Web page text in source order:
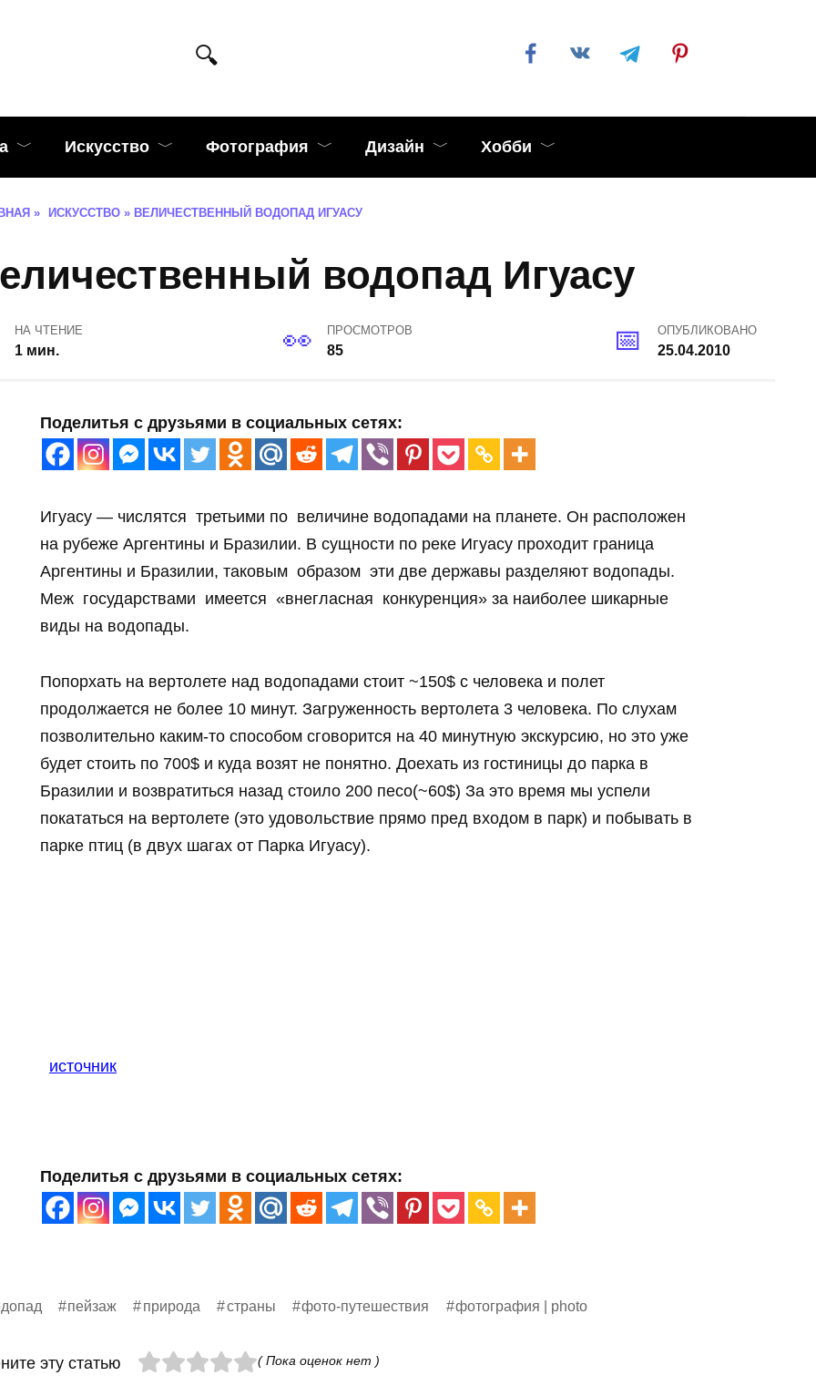
Искусство Фотография Дизайн Хобби
» ИСКУССТВО » ВЕЛИЧЕСТВЕННЫЙ ВОДОПАД ИГУАСУ
водопад Игуасу
НА ЧТЕНИЕ
1 мин.
ПРОСМОТРОВ
85
ОПУБЛИКОВАНО
25.04.2010
Поделитья с друзьями в социальных сетях:
Игуасу — числятся третьими по величине водопадами на планете. Он расположен
на рубеже Аргентины и Бразилии. В сущности по реке Игуасу проходит граница
Аргентины и Бразилии, таковым образом эти две державы разделяют водопады.
Меж государствами имеется «внегласная конкуренция» за наиболее шикарные
виды на водопады.
Попорхать на вертолете над водопадами стоит ~150$ с человека и полет
продолжается не более 10 минут. Загруженность вертолета 3 человека. По слухам
позволительно каким-то способом сговорится на 40 минутную экскурсию, но это уже
будет стоить по 700$ и куда возят не понятно. Доехать из гостиницы до парка в
Бразилии и возвратиться назад стоило 200 песо(~60$) За это время мы успели
покататься на вертолете (это удовольствие прямо пред входом в парк) и побывать в
парке птиц (в двух шагах от Парка Игуасу).
источник
Поделитья с друзьями в социальных сетях:
пейзаж природа страны фото-путешествия фотография | photo
эту статью ( Пока оценок нет )